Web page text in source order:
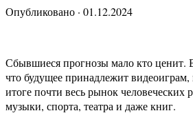
Опубликовано · 01.12.2024
Сбывшиеся прогнозы мало кто ценит.
что будущее принадлежит видеоиграм,
итоге почти весь рынок человеческих
музыки, спорта, театра и даже книг.